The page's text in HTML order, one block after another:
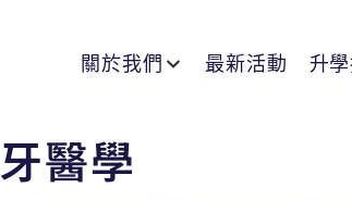
關於我們 最新活動 升
牙醫學